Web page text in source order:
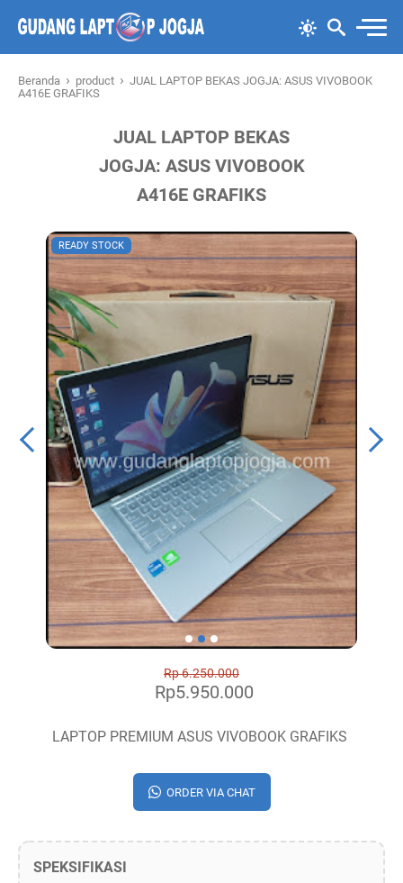
Beranda › product › JUAL LAPTOP BEKAS JOGJA: ASUS VIVOBOOK
A416E GRAFIKS
JUAL LAPTOP BEKAS
JOGJA: ASUS VIVOBOOK
A416E GRAFIKS
READY STOCK
Rp 6.250.000
Rp5.950.000
LAPTOP PREMIUM ASUS VIVOBOOK GRAFIKS
ORDER VIA CHAT
SPEKSIFIKASI